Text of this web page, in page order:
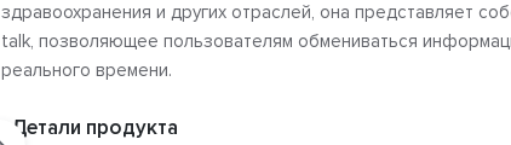
здравоохранения и других отраслей, она представляет
talk, позволяющее пользователям обмениваться
реального времени.
Детали продукта